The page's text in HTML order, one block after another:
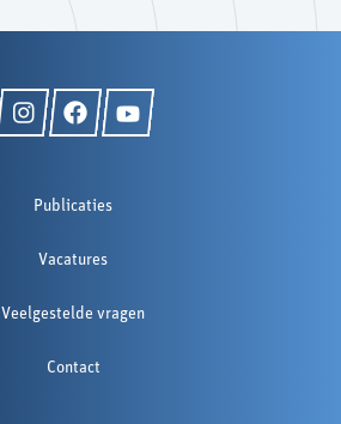
Publicaties
Vacatures
Veelgestelde vragen
Contact